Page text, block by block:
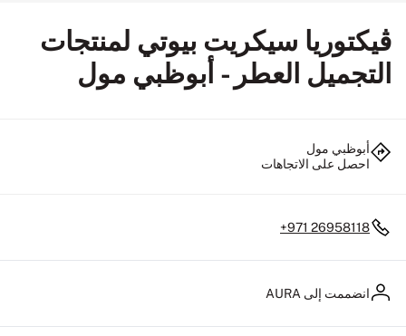
ڤيكتوريا سيكريت بيوتي لمنتجات
التجميل العطر - أبوظبي مول
أبوظبي مول
احصل على الاتجاهات
+971 26958118
انضممت إلى AURA